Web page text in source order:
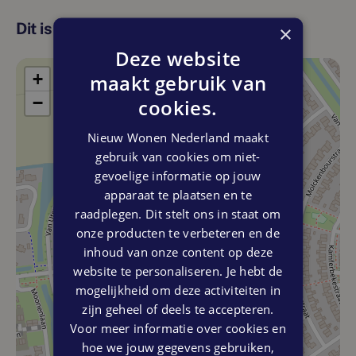
de kinderen of voor extra bergruimte. Hier is de aansluiting
voor de wasmachine en de technische installaties staan
OPTIEMOGELIJKHEDEN
Wil je meer ruimte in de keuken voor bijvoorbeeld een mooi
kook eiland? Kies dan voor de optie van 1,20 of 2,40 meter
verlenging. Deze optie kun je verder uitbreiden door
bijvoorbeeld te kiezen voor openslaande tuindeuren. Zo
geniet je nog meer van je tuin. Zo woon je precies zoals je
wilt. Vanuit de woonkamer genieten van je tuin? Kies dan
voor dubbele tuindeuren. Deze optie kun je verder
uitbreiden door bijvoorbeeld te kiezen voor een 1,20 of 2,40
meter verlenging. Wij denken graag met je mee.
Deze duurzame woningen worden zéér compleet
opgeleverd inclusief:
- keukencheque
- badkamer en toilet met sanitair en tegelwerk
Dit is de locatie
+
−
×
Deze website
maakt gebruik van
cookies.
Nieuw Wonen Nederland maakt
gebruik van cookies om niet-
gevoelige informatie op jouw
apparaat te plaatsen en te
raadplegen. Dit stelt ons in staat om
onze producten te verbeteren en de
inhoud van onze content op deze
website te personaliseren. Je hebt de
mogelijkheid om deze activiteiten in
zijn geheel of deels te accepteren.
Voor meer informatie over cookies en
hoe we jouw gegevens gebruiken,